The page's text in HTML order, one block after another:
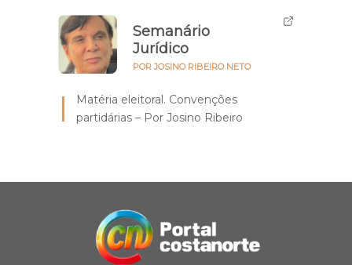
Semanário
Jurídico
POR JOSINO RIBEIRO NETO
Matéria eleitoral. Convenções
partidárias – Por Josino Ribeiro